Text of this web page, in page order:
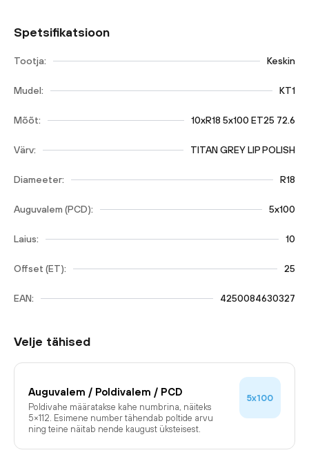
Spetsifikatsioon
Tootja: Keskin
Mudel: KT1
Mõõt: 10xR18 5x100 ET25 72.6
Värv: TITAN GREY LIP POLISH
Diameeter: R18
Auguvalem (PCD): 5x100
Laius: 10
Offset (ET): 25
EAN: 4250084630327
Velje tähised
Auguvalem / Poldivalem / PCD
Poldivahe määratakse kahe numbrina, näiteks
5×112. Esimene number tähendab poltide arvu
ning teine näitab nende kaugust üksteisest.
5x100